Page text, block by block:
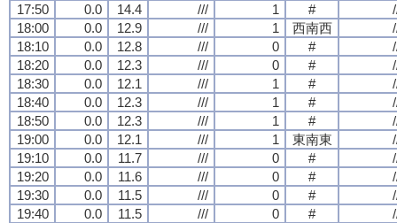
17:50
0.0 14.4 /// 1 #
18:00
0.0 12.9 /// 1 西南西
18:10
0.0 12.8 /// 0 #
18:20
0.0 12.3 /// 0 #
18:30
0.0 12.1 /// 1 #
18:40
0.0 12.3 /// 1 #
18:50
0.0 12.3 /// 1 #
19:00
0.0 12.1 /// 1 東南東
19:10
0.0 11.7 /// 0 #
19:20
0.0 11.6 /// 0 #
19:30
0.0 11.5 /// 0 #
19:40
0.0 11.5 /// 0 #